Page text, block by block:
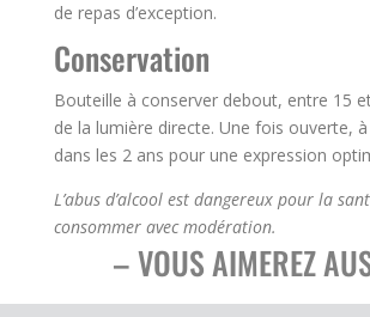
de repas d’exception.
Conservation
Bouteille à conserver debout, entre 15 et
de la lumière directe. Une fois ouverte,
dans les 2 ans pour une expression
L’abus d’alcool est dangereux pour la
consommer avec modération.
– VOUS AIMEREZ